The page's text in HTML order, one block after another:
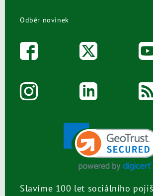
Odběr novinek
Slavíme 100 let sociálního